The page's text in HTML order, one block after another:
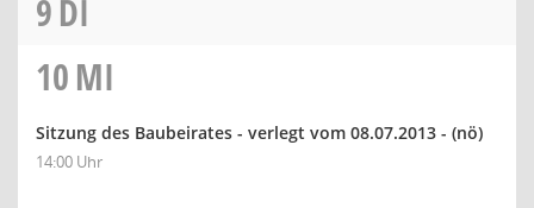
9DI
10MI
Sitzung des Baubeirates - verlegt vom 08.07.2013 - (nö)
14:00 Uhr